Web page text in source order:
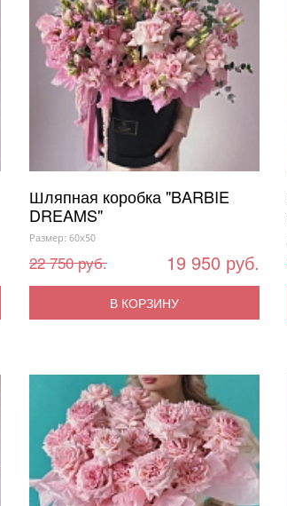
Шляпная коробка "BARBIE
DREAMS"
Размер: 60x50
22 750 руб. 19 950 руб.
В КОРЗИНУ